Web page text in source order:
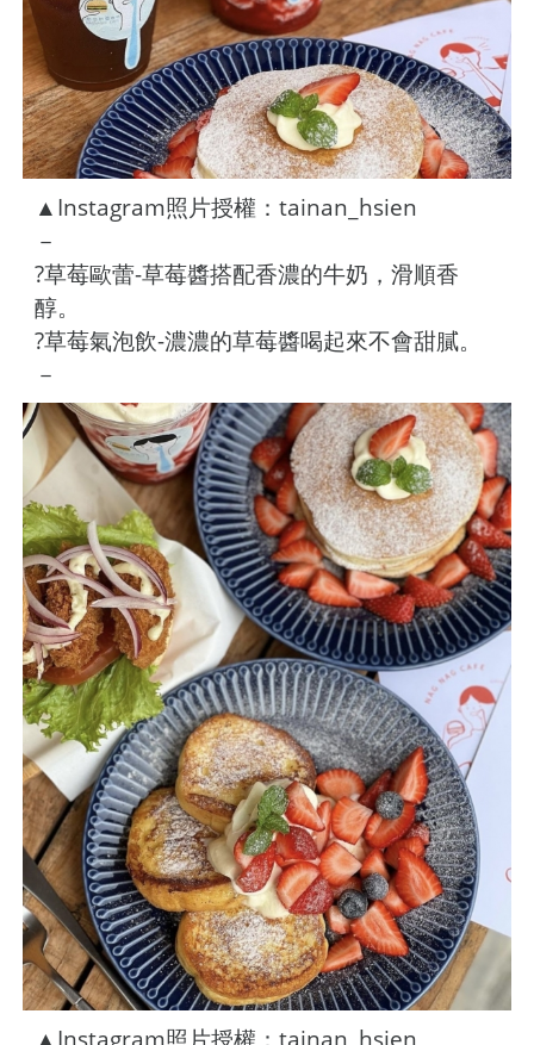
▲Instagram照片授權：tainan_hsien
－
?草莓歐蕾-草莓醬搭配香濃的牛奶，滑順香
醇。
?草莓氣泡飲-濃濃的草莓醬喝起來不會甜膩。
－
▲Instagram照片授權：tainan_hsien